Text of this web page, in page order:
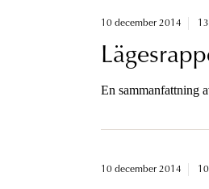
10 december 2014
En sammanfattning
10 december 2014